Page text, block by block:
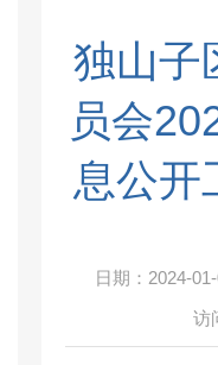
独山子
员会
息公开
日期： 2024-
访